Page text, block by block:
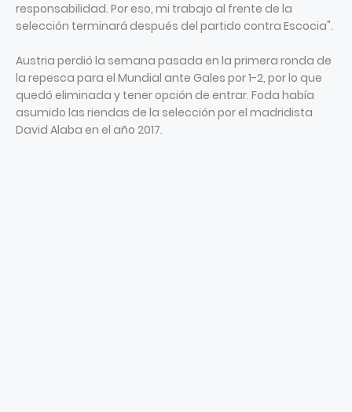
responsabilidad. Por eso, mi trabajo al frente de la
selección terminará después del partido contra Escocia".
Austria perdió la semana pasada en la primera ronda de
la repesca para el Mundial ante Gales por 1-2, por lo que
quedó eliminada y tener opción de entrar. Foda había
asumido las riendas de la selección por el madridista
David Alaba en el año 2017.